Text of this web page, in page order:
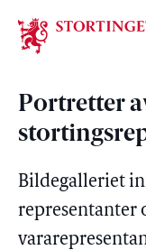
Stortinget.no
Portretter
Bildegalleriet
representanter